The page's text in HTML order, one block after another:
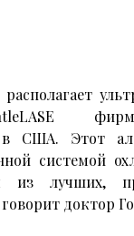
США. Этот
системой
из лучших,
доктор